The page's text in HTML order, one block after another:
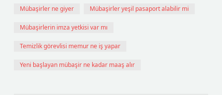
Mübaşirler ne giyer Mübaşirler yeşil pasaport alabilir mi
Mübaşirlerin imza yetkisi var mı
Temizlik görevlisi memur ne iş yapar
Yeni başlayan mübaşir ne kadar maaş alır